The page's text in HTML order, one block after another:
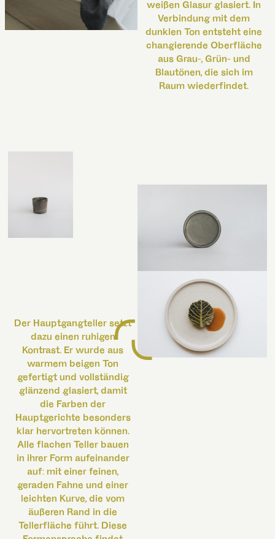
weißen Glasur glasiert. In
Verbindung mit dem
dunklen Ton entsteht eine
changierende Oberfläche
aus Grau-, Grün- und
Blautönen, die sich im
Raum wiederfindet.
Der Hauptgangteller setzt
dazu einen ruhigen
Kontrast. Er wurde aus
warmem beigen Ton
gefertigt und vollständig
glänzend glasiert, damit
die Farben der
Hauptgerichte besonders
klar hervortreten können.
Alle flachen Teller bauen
in ihrer Form aufeinander
auf: mit einer feinen,
geraden Fahne und einer
leichten Kurve, die vom
äußeren Rand in die
Tellerfläche führt. Diese